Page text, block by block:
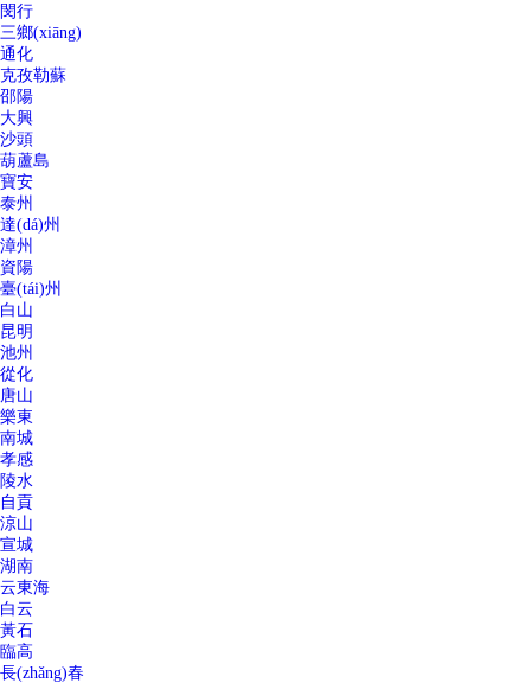
閔行
三鄉(xiāng)
通化
克孜勒蘇
邵陽
大興
沙頭
葫蘆島
寶安
泰州
達(dá)州
漳州
資陽
臺(tái)州
白山
昆明
池州
從化
唐山
樂東
南城
孝感
陵水
自貢
涼山
宣城
湖南
云東海
白云
黃石
臨高
長(zhǎng)春